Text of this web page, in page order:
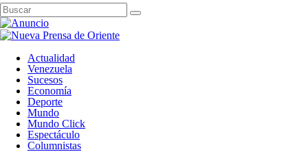
Actualidad
Venezuela
Sucesos
Economía
Deporte
Mundo
Mundo Click
Espectáculo
Columnistas